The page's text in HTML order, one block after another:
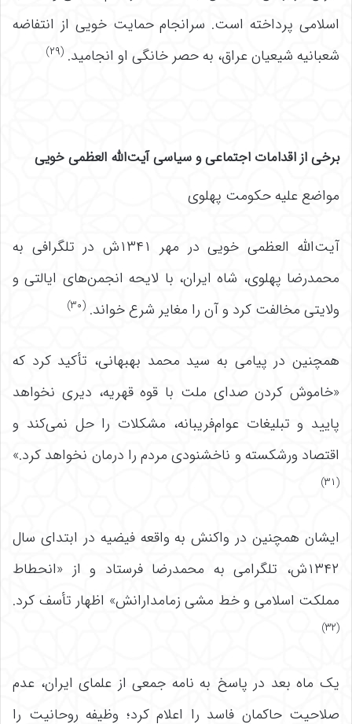
اسلامی پرداخته است. سرانجام حمایت خویی از انتفاضه
شعبانیه شیعیان عراق، به حصر خانگی او انجامید. (۲۹)
برخی از اقدامات اجتماعی و سیاسی آیت‌الله العظمی خویی
مواضع علیه حکومت پهلوی
آیت‌الله العظمی خویی در مهر ۱۳۴۱ش در تلگرافی به
محمدرضا پهلوی، شاه ایران، با لایحه انجمن‌های ایالتی و
ولایتی مخالفت کرد و آن را مغایر شرع خواند. (۳۰)
همچنین در پیامی به سید محمد بهبهانی، تأکید کرد که
«خاموش کردن صدای ملت با قوه قهریه، دیری نخواهد
پایید و تبلیغات عوام‌فریبانه، مشکلات را حل نمی‌کند و
اقتصاد ورشکسته و ناخشنودی مردم را درمان نخواهد کرد.»
(۳۱)
ایشان همچنین در واکنش به واقعه فیضیه در ابتدای سال
۱۳۴۲ش، تلگرامی به محمدرضا فرستاد و از «انحطاط
مملکت اسلامی و خط مشی زمامدارانش» اظهار تأسف کرد.
(۳۲)
یک ماه بعد در پاسخ به نامه جمعی از علمای ایران، عدم
صلاحیت حاکمان فاسد را اعلام کرد؛ وظیفه روحانیت را